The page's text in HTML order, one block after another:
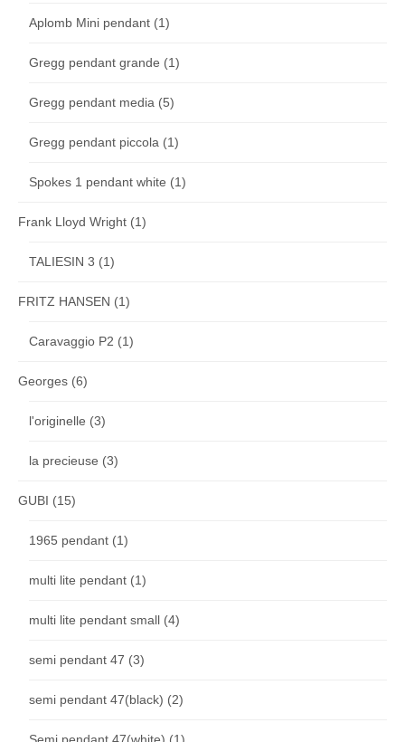
Aplomb Mini pendant (1)
Gregg pendant grande (1)
Gregg pendant media (5)
Gregg pendant piccola (1)
Spokes 1 pendant white (1)
Frank Lloyd Wright (1)
TALIESIN 3 (1)
FRITZ HANSEN (1)
Caravaggio P2 (1)
Georges (6)
l'originelle (3)
la precieuse (3)
GUBI (15)
1965 pendant (1)
multi lite pendant (1)
multi lite pendant small (4)
semi pendant 47 (3)
semi pendant 47(black) (2)
Semi pendant 47(white) (1)